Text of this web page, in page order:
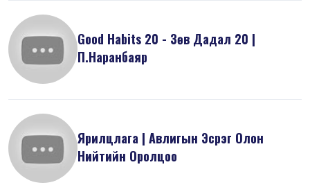
Good Habits 20 - Зөв Дадал 20 |
П.Наранбаяр
Ярилцлага | Авлигын Эсрэг Олон
Нийтийн Оролцоо